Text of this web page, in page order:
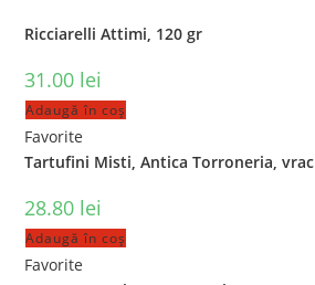
Ricciarelli Attimi, 120 gr
31.00 lei
Adaugă în coș
Favorite
Tartufini Misti, Antica Torroneria, vrac
28.80 lei
Adaugă în coș
Favorite